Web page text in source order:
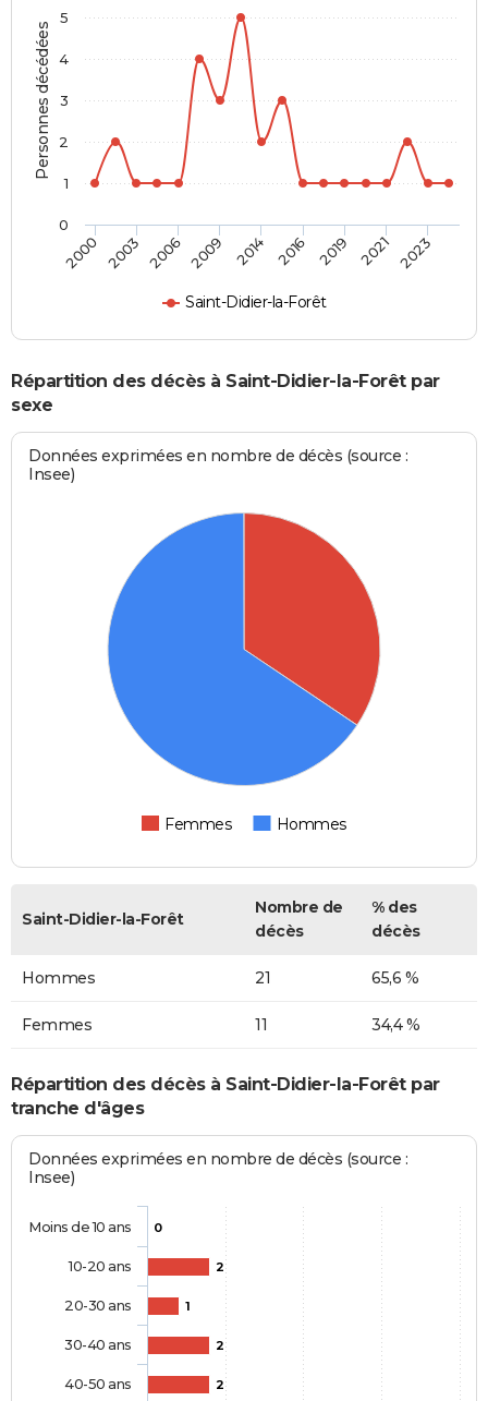
Personnes décédées
Saint-Didier-la-Forêt
2000 2003 2006 2009 2014 2016 2019 2021 2023
0
1
2
3
4
5
Répartition des décès à Saint-Didier-la-Forêt par
sexe
Données exprimées en nombre de décès (source :
Insee)
Femmes Hommes
Saint-Didier-la-Forêt
Nombre de
décès
% des
décès
Hommes 21 65,6 %
Femmes 11 34,4 %
Répartition des décès à Saint-Didier-la-Forêt par
tranche d'âges
Données exprimées en nombre de décès (source :
Insee)
0
2
1
2
2
Moins de 10 ans
10-20 ans
20-30 ans
30-40 ans
40-50 ans